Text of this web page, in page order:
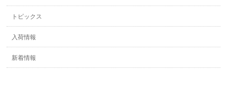
トピックス
入荷情報
新着情報